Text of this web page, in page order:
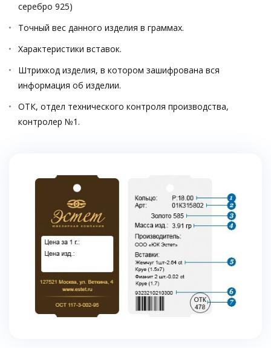
серебро 925)
Точный вес данного изделия в граммах.
Характеристики вставок.
Штрихкод изделия, в котором зашифрована вся
информация об изделии.
ОТК, отдел технического контроля производства,
контролер №1.